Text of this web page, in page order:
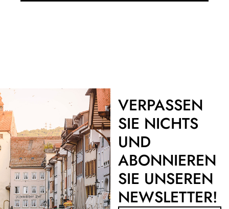
VERPASSEN
SIE NICHTS
UND
ABONNIEREN
SIE UNSEREN
NEWSLETTER!